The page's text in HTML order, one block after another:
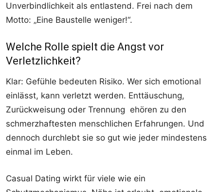
Unverbindlichkeit als entlastend. Frei nach dem
Motto: „Eine Baustelle weniger!“.
Welche Rolle spielt die Angst vor
Verletzlichkeit?
Klar: Gefühle bedeuten Risiko. Wer sich emotional
einlässt, kann verletzt werden. Enttäuschung,
Zurückweisung oder Trennung ehören zu den
schmerzhaftesten menschlichen Erfahrungen. Und
dennoch durchlebt sie so gut wie jeder mindestens
einmal im Leben.
Casual Dating wirkt für viele wie ein